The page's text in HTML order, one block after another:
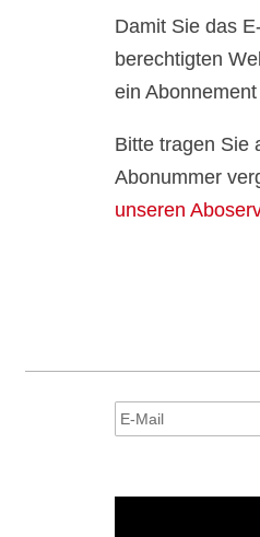
Damit Sie das
berechtigten
ein
Bitte tragen Sie
Abonummer
unseren